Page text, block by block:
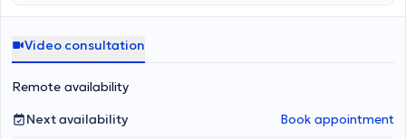
προσαρμοστικότητα. Μέσα από ατομικές συνεδρίες, βιωματικά
πρακτικά εργαλεία που εφαρμόζονται άμεσα στην καθημερινή
εργασία, στις συεργασίες και στις επαγγελματικές σχέσεις.
Video consultation
Remote availability
Next availability
Book appointment